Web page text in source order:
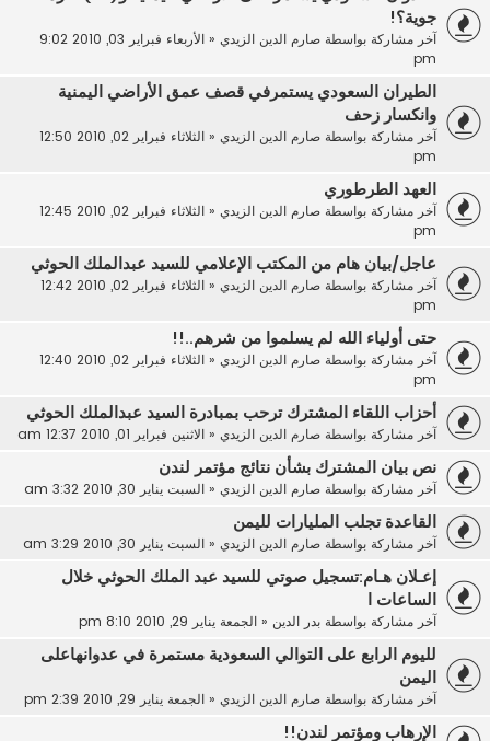
جوية؟!
آخر مشاركة بواسطة صارم الدين الزيدي«
الأربعاء فبراير 03, 2010 9:02
pm
الطيران السعودي يستمرفي قصف عمق الأراضي اليمنية
وانكسار زحف
آخر مشاركة بواسطة صارم الدين الزيدي«
الثلاثاء فبراير 02, 2010 12:50
pm
العهد الطرطوري
آخر مشاركة بواسطة صارم الدين الزيدي«
الثلاثاء فبراير 02, 2010 12:45
pm
عاجل/بيان هام من المكتب الإعلامي للسيد عبدالملك الحوثي
آخر مشاركة بواسطة صارم الدين الزيدي«
الثلاثاء فبراير 02, 2010 12:42
pm
حتى أولياء الله لم يسلموا من شرهم..!!
آخر مشاركة بواسطة صارم الدين الزيدي«
الثلاثاء فبراير 02, 2010 12:40
pm
أحزاب اللقاء المشترك ترحب بمبادرة السيد عبدالملك الحوثي
آخر مشاركة بواسطة صارم الدين الزيدي« الاثنين فبراير 01, 2010 12:37 am
نص بيان المشترك بشأن نتائج مؤتمر لندن
آخر مشاركة بواسطة صارم الدين الزيدي« السبت يناير 30, 2010 3:32 am
القاعدة تجلب المليارات لليمن
آخر مشاركة بواسطة صارم الدين الزيدي« السبت يناير 30, 2010 3:29 am
إعـلان هـام:تسجيل صوتي للسيد عبد الملك الحوثي خلال
الساعات ا
آخر مشاركة بواسطة بدر الدين« الجمعة يناير 29, 2010 8:10 pm
لليوم الرابع على التوالي السعودية مستمرة في عدوانهاعلى
اليمن
آخر مشاركة بواسطة صارم الدين الزيدي« الجمعة يناير 29, 2010 2:39 pm
الإرهاب ومؤتمر لندن!!